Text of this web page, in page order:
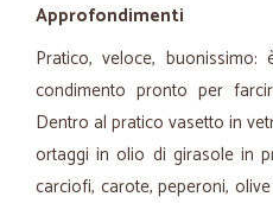
Approfondimenti
Pratico, veloce, buonissimo:
condimento pronto per
Dentro al pratico vasetto in
ortaggi in olio di girasole in
carciofi, carote, peperoni,